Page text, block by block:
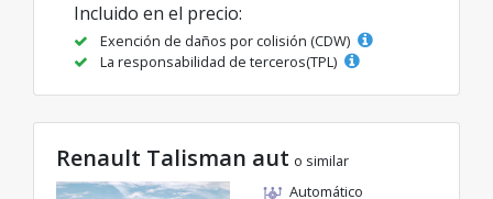
Incluido en el precio:
Exención de daños por colisión (CDW)
La responsabilidad de terceros(TPL)
Renault Talisman aut o similar
Automático